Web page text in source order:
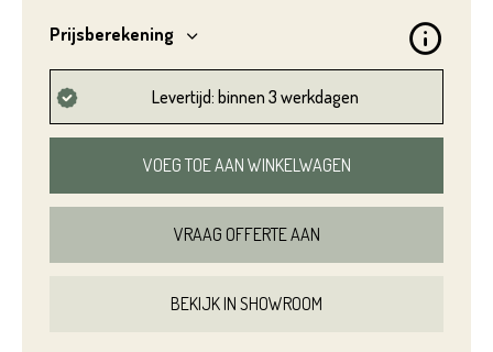
Prijsberekening
Levertijd: binnen 3 werkdagen
VOEG TOE AAN WINKELWAGEN
VRAAG OFFERTE AAN
BEKIJK IN SHOWROOM
m2heeft u nodig?*
Achternaam*